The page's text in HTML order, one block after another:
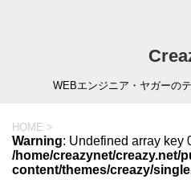
WEBエンジニア・ヤガーの
HOME >
Warning: Undefined array key
/home/creazynet/creazy.net/
content/themes/creazy/